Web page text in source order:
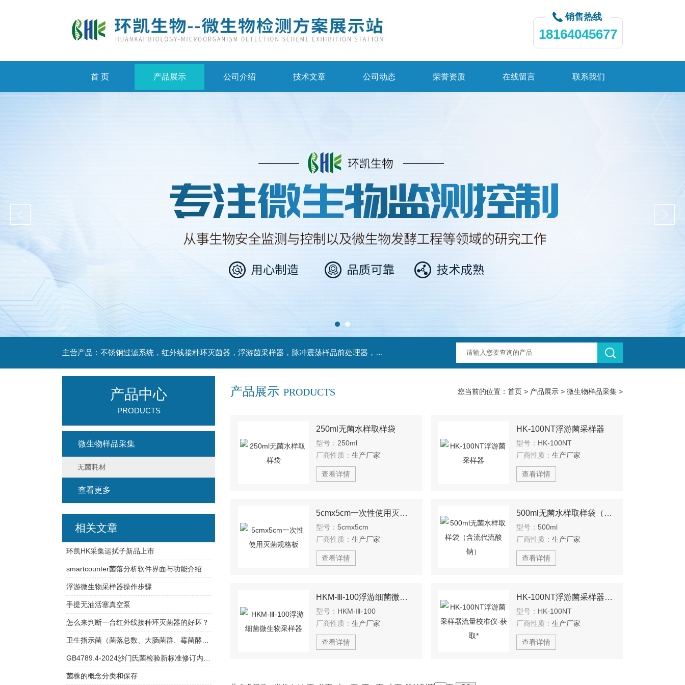
销售热线
18164045677
首 页 产品展示 公司介绍 技术文章 公司动态 荣誉资质 在线留言 联系我们
主营产品：不锈钢过滤系统，红外线接种环灭菌器，浮游菌采样器，脉冲震荡样品前处理器，数字化智能电热鼓风干燥箱，数字化智能电热恒温培养箱，实验室设备及环境温湿度监测系统，洁净工作台等实验设仪器设备。
产品展示 PRODUCTS 您当前的位置： 首页 > 产品展示 > 微生物样品采集 >
250ml无菌水样取样袋
型号： 250ml
厂商性质： 生产厂家
查看详情
HK-100NT浮游菌采样器
型号： HK-100NT
厂商性质： 生产厂家
查看详情
5cmx5cm一次性使用灭菌规格板
型号： 5cmx5cm
厂商性质： 生产厂家
查看详情
500ml无菌水样取样袋（含流代流酸钠）
型号： 500ml
厂商性质： 生产厂家
查看详情
HKM-Ⅲ-100浮游细菌微生物采样器
型号： HKM-Ⅲ-100
厂商性质： 生产厂家
查看详情
HK-100NT浮游菌采样器流量校准仪-获取*
型号： HK-100NT
厂商性质： 生产厂家
查看详情
产品中心
PRODUCTS
微生物样品采集
无菌耗材
查看更多
相关文章
环凯HK采集运拭子新品上市
smartcounter菌落分析软件界面与功能介绍
浮游微生物采样器操作步骤
手提无油活塞真空泵
怎么来判断一台红外线接种环灭菌器的好坏？
卫生指示菌（菌落总数、大肠菌群、霉菌酵母总数）快检方案
菌株的概念分类和保存